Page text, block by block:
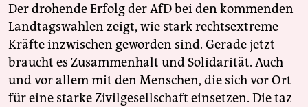
Der drohende Erfolg der AfD bei den kommenden
Landtagswahlen zeigt, wie stark rechtsextreme
Kräfte inzwischen geworden sind. Gerade jetzt
braucht es Zusammenhalt und Solidarität. Auch
und vor allem mit den Menschen, die sich vor Ort
für eine starke Zivilgesellschaft einsetzen. Die taz